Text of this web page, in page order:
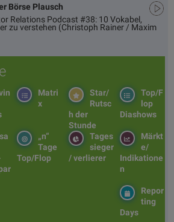
Börse Plausch
Relations Podcast #38: 10 Vokabel,
zu verstehen (Christoph Rainer / Maxim
Top/F
lop
Diashows
Star/
Rutsc
h der
Stunde
Matri
x
Märkt
e/
Indikatione
n
Tages
sieger
/ verlierer
„n“
Tage
Top/Flop
Repor
ting
Days